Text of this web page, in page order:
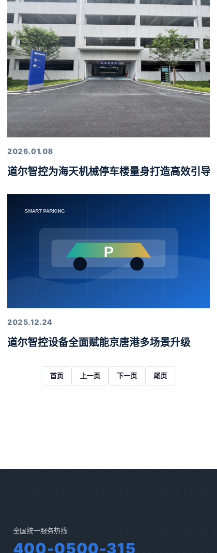
2026.01.08
道尔智控为海天机械停车楼量身打造高效引导
2025.12.24
道尔智控设备全面赋能京唐港多场景升级
首页 上一页 下一页 尾页
全国统一服务热线
400-0500-315